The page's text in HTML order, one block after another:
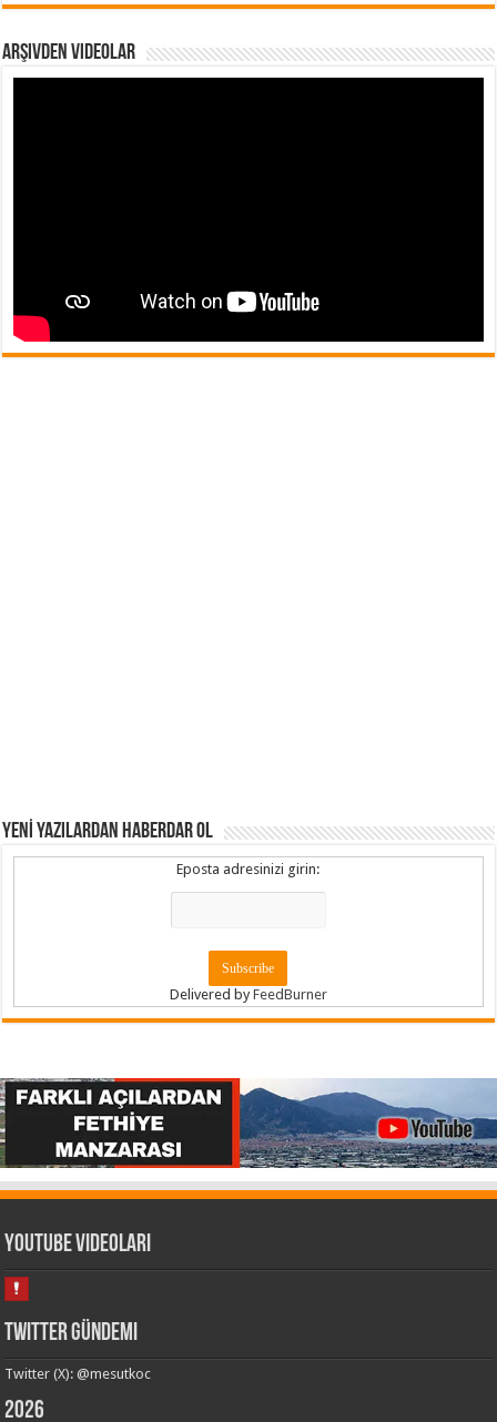
Arşivden Videolar
YENİ YAZILARDAN HABERDAR OL
Eposta adresinizi girin:
Delivered byFeedBurner
Youtube Videoları
Twitter Gündemi
Twitter (X): @mesutkoc
2026